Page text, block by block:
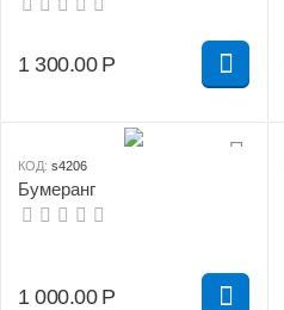
1 300.00 Р
КОД: s4206
Бумеранг
1 000.00 Р